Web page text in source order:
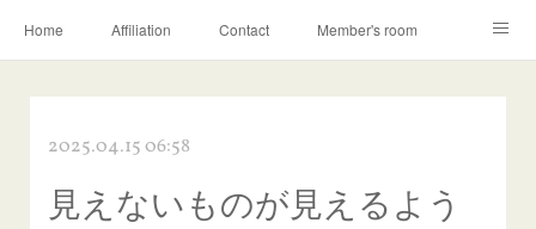
Home Affiliation Contact Member's room
2025.04.15 06:58
見えないものが見えるよう